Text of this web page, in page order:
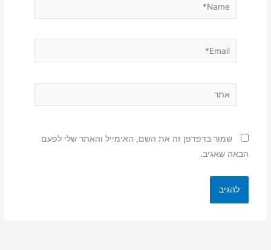
Email*
שמור בדפדפן זה את השם, האימייל והאתר שלי לפעם
הבאה שאגיב.